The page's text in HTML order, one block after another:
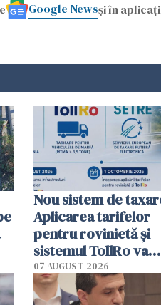
Google Newsși în
Nou sistem de
Aplicarea tarifelor
pentru rovinietă şi
sistemul TollRo va
începe la 1
07 AUGUST 2026